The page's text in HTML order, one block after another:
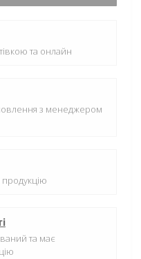
та онлайн
з менеджером
продукцію
та має